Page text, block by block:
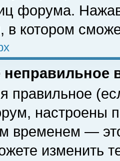
форума.
в котором
правильное
настроены
временем —
изменить